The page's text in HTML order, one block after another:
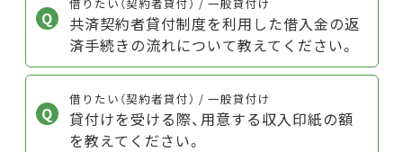
共済契約者貸付制度を利用した借入金の返
済手続きの流れについて教えてください。
借りたい（契約者貸付） / 一般貸付け
貸付けを受ける際、用意する収入印紙の額
を教えてください。